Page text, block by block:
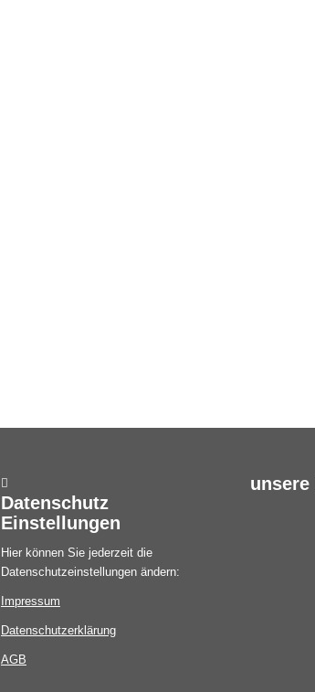
Datenschutz
Einstellungen
Hier können Sie jederzeit die
Datenschutzeinstellungen ändern:
Impressum
Datenschutzerklärung
AGB
unsere